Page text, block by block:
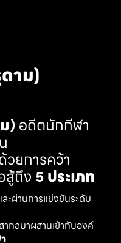
าม)
)อดีตนักกีฬา
วยการคว้า
สู้ถึง 5 ประเภท
ละผ่านการแข่งขันระดับ
ากลมาผสานเข้ากับองค์